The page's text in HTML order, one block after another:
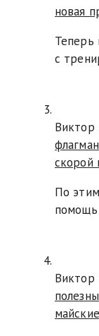
новая
Теперь
с
Виктор
скорой
По
помощь
Виктор